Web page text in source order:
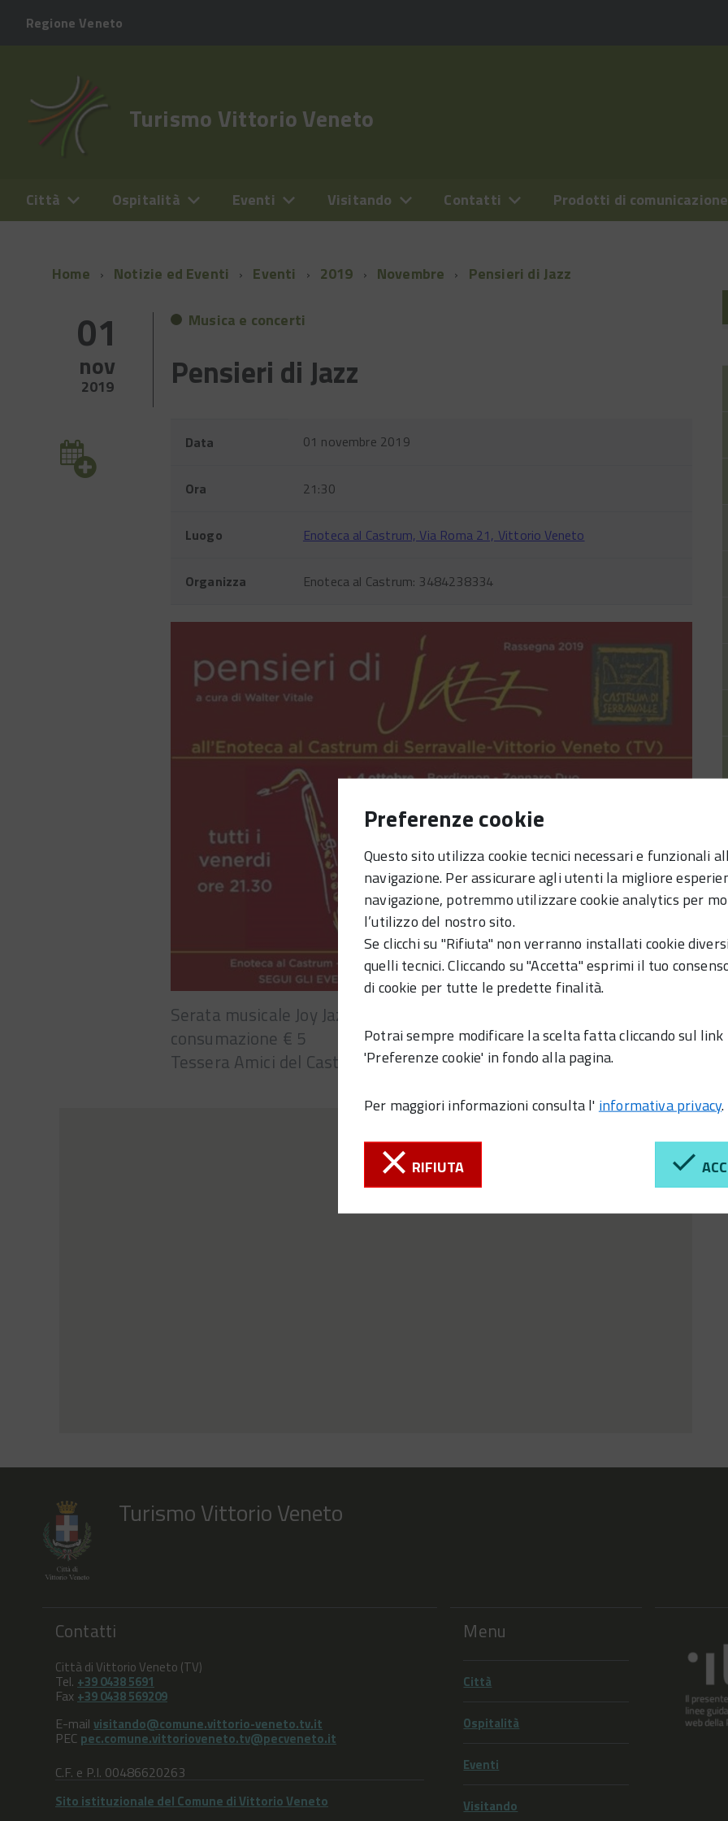
Preferenze cookie
Questo sito utilizza cookie tecnici necessari e funzionali
navigazione. Per assicurare agli utenti la migliore
navigazione, potremmo utilizzare cookie analytics per
l’utilizzo del nostro sito.
Se clicchi su "Rifiuta" non verranno installati cookie
quelli tecnici. Cliccando su "Accetta" esprimi il tuo
di cookie per tutte le predette finalità.
Potrai sempre modificare la scelta fatta cliccando sul link
'Preferenze cookie' in fondo alla pagina.
Per maggiori informazioni consulta l' informativa privacy.
RIFIUTA
Regione Veneto
Turismo Vittorio Veneto
Città Ospitalità Eventi Visitando Contatti Prodotti di comunicazione
Home Notizie ed Eventi Eventi 2019 Novembre Pensieri di Jazz
01
nov
2019
Musica e concerti
Pensieri di Jazz
Evento
Nome
Data 01 novembre 2019
Ora 21:30
Luogo Enoteca al Castrum, Via Roma 21, Vittorio Veneto
Organizza Enoteca al Castrum: 3484238334
Serata musicale Joy Jazz Jam Session . Per il concerto prima
consumazione € 5
Tessera Amici del Castrum € 5.
Turismo Vittorio Veneto
Contatti
Città di Vittorio Veneto (TV)
Tel. +39 0438 5691
Fax +39 0438 569209
E-mail visitando@comune.vittorio-veneto.tv.it
PEC pec.comune.vittorioveneto.tv@pecveneto.it
C.F. e P.I. 00486620263
Sito istituzionale del Comune di Vittorio Veneto
Menu
Città
Ospitalità
Eventi
Visitando